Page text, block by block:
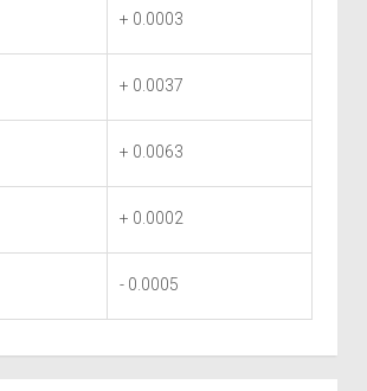
+ 0.0003
+ 0.0037
+ 0.0063
+ 0.0002
- 0.0005